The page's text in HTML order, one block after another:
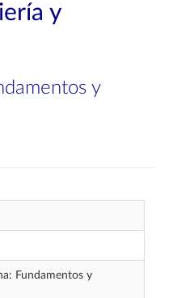
y
y
Fundamentos y